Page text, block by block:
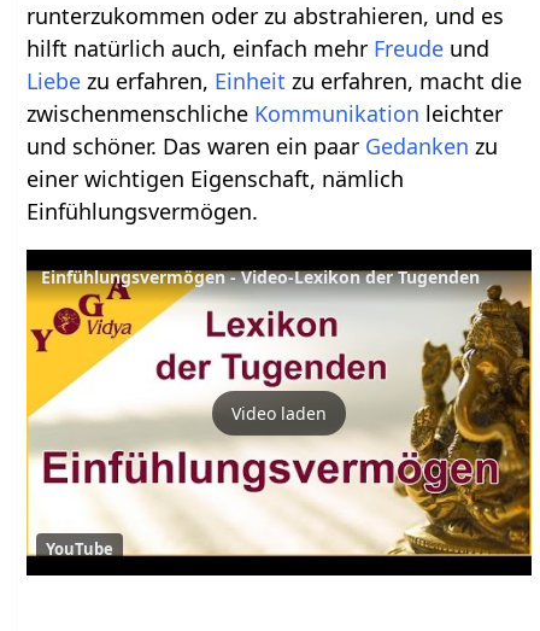
runterzukommen oder zu abstrahieren, und es
hilft natürlich auch, einfach mehr Freude und
Liebe zu erfahren, Einheit zu erfahren, macht die
zwischenmenschliche Kommunikation leichter
und schöner. Das waren ein paar Gedanken zu
einer wichtigen Eigenschaft, nämlich
Einfühlungsvermögen.
Einfühlungsvermögen - Video-Lexikon der Tugenden
Video laden
YouTube